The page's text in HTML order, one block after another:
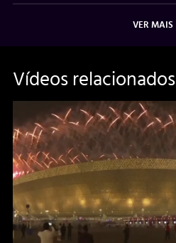
VER MAIS
Vídeos relacionados